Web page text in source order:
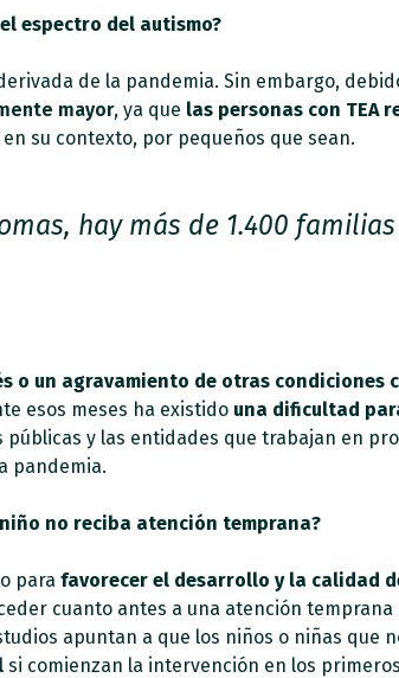
espectro del autismo?
de la pandemia. Sin embargo,
mayor, ya que las personas con TEA
su contexto, por pequeños que sean.
hay más de 1.400
o un agravamiento de otras condiciones
esos meses ha existido una dificultad
y las entidades que trabajan en
pandemia.
no reciba atención temprana?
para favorecer el desarrollo y la calidad
cuanto antes a una atención temprana
apuntan a que los niños o niñas que
si comienzan la intervención en los